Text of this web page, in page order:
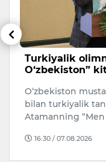
Turkiyalik
O‘zbekiston”
O‘zbekiston
bilan turkiyalik
Atamanning
16:30 / 07.08.2026